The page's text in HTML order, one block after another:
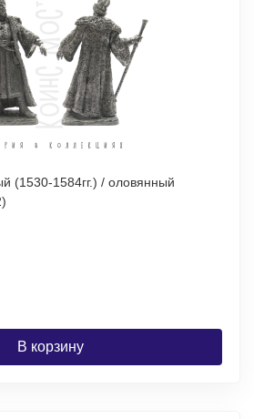
(1530-1584гг.) / оловянный
В корзину